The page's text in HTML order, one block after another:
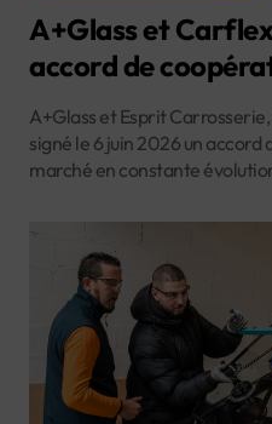
A+Glass et
accord de
A+Glass et Esprit
signé le 6 juin 2026 un accord
marché en constante